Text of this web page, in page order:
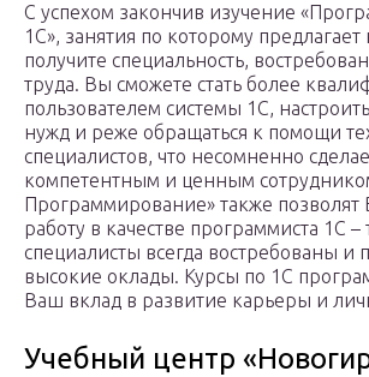
С успехом закончив изучение
1С», занятия по которому
получите специальность,
труда. Вы сможете стать более
пользователем системы 1С,
нужд и реже обращаться к помощи
специалистов, что несомненно
компетентным и ценным
Программирование» также позволят
работу в качестве программиста 1С –
специалисты всегда востребованы и
высокие оклады. Курсы по 1С
Ваш вклад в развитие карьеры и
Учебный центр